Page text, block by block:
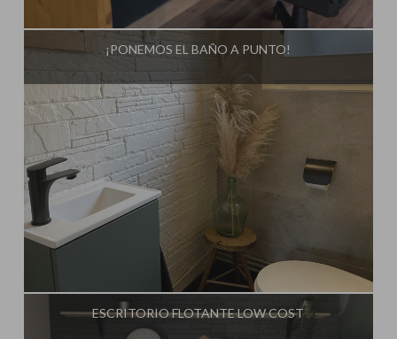
Influencer:
¡PONEMOS EL BAÑO A PUNTO!
Influencer: Steffido
ESCRITORIO FLOTANTE LOW COST